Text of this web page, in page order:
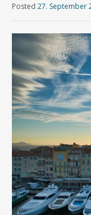
Posted 27. September